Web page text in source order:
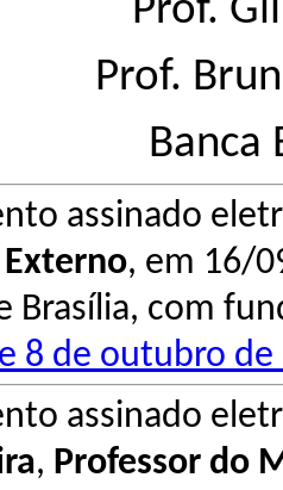
Prof.
Prof.
Banca
assinado
, em 16/
Brasília, com
8 de outubro de
assinado
, Professor do